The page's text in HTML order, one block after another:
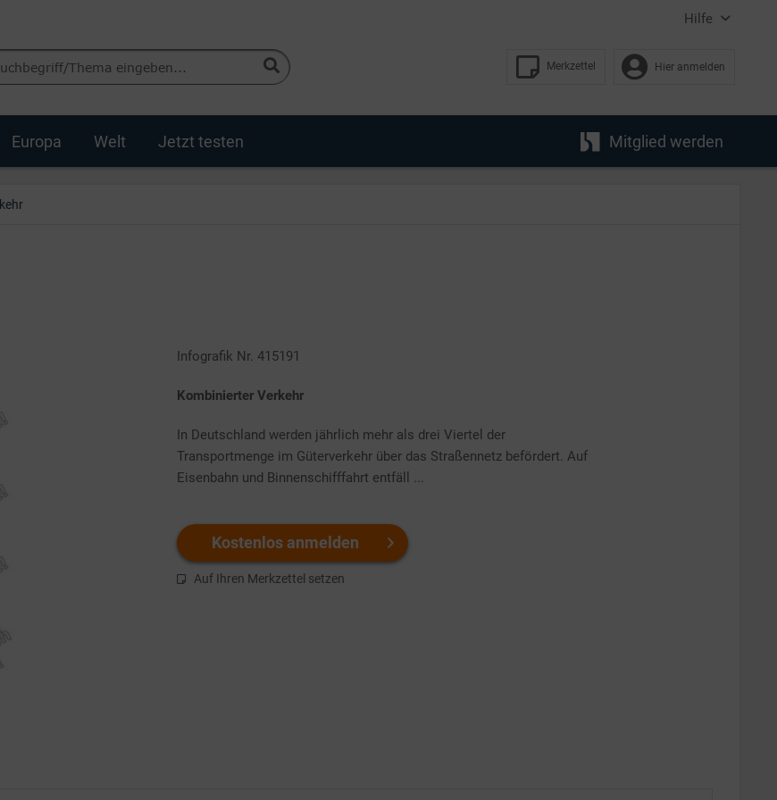
Hilfe
Merkzettel Hier anmelden
Europa Welt Jetzt testen Mitglied werden
Infografik Nr. 415191
Kombinierter Verkehr
In Deutschland werden jährlich mehr als drei Viertel der
Transportmenge im Güterverkehr über das Straßennetz befördert. Auf
Eisenbahn und Binnenschifffahrt entfäll ...
Kostenlos anmelden
Auf Ihren Merkzettel setzen